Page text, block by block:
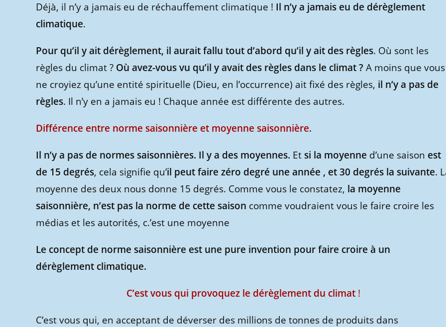
Déjà, il n’y a jamais eu de réchauffement climatique ! Il n’y a jamais eu de dérèglement
climatique.
Pour qu’il y ait dérèglement, il aurait fallu tout d’abord qu’il y ait des règles. Où sont les
règles du climat ? Où avez-vous vu qu’il y avait des règles dans le climat ?A moins que vous
ne croyiez qu’une entité spirituelle (Dieu, en l’occurrence) ait fixé des règles, il n’y a pas de
règles. Il n’y en a jamais eu ! Chaque année est différente des autres.
Différence entre norme saisonnière et moyenne saisonnière.
Il n’y a pas de normes saisonnières. Il y a des moyennes. Et si la moyenne d’une saison est
de 15 degrés, cela signifie qu’il peut faire zéro degré une année , et 30 degrés la suivante.
moyenne des deux nous donne 15 degrés. Comme vous le constatez, la moyenne
saisonnière, n’est pas la norme de cette saison comme voudraient vous le faire croire les
médias et les autorités, c.’est une moyenne
Le concept de norme saisonnière est une pure invention pour faire croire à un
dérèglement climatique.
C’est vous qui provoquez le dérèglement du climat!
C’est vous qui, en acceptant de déverser des millions de tonnes de produits dans